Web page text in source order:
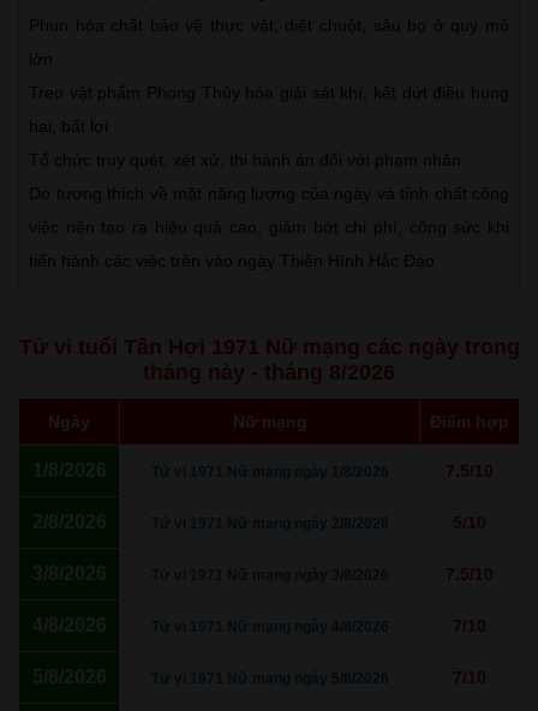
Phun hóa chất bảo vệ thực vật, diệt chuột, sâu bọ ở quy mô
lớn
Treo vật phẩm Phong Thủy hóa giải sát khí, kết dứt điều hung
hại, bất lợi
Tổ chức truy quét, xét xử, thi hành án đối với phạm nhân
Do tương thích về mặt năng lượng của ngày và tính chất công
việc nên tạo ra hiệu quả cao, giảm bớt chi phí, công sức khi
tiến hành các việc trên vào ngày Thiên Hình Hắc Đạo
Tử vi tuổi Tân Hợi 1971 Nữ mạng các ngày trong
tháng này - tháng 8/2026
Ngày Nữ mạng Điểm hợp
1/8/2026 Tử vi 1971 Nữ mạng ngày 1/8/2026 7.5/10
2/8/2026 Tử vi 1971 Nữ mạng ngày 2/8/2026 5/10
3/8/2026 Tử vi 1971 Nữ mạng ngày 3/8/2026 7.5/10
4/8/2026 Tử vi 1971 Nữ mạng ngày 4/8/2026 7/10
5/8/2026 Tử vi 1971 Nữ mạng ngày 5/8/2026 7/10